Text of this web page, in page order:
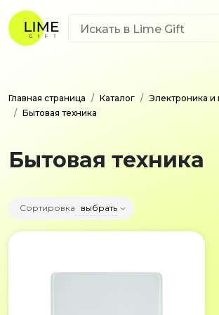
Главная страница Каталог
Электроника и
Бытовая техника
Бытовая техника
Сортировка выбрать